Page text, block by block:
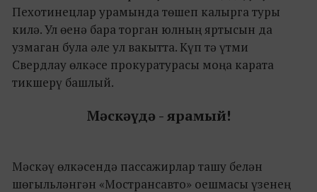
Пехотинецлар урамында төшеп калырга туры
килә. Ул өенә бара торган юлның яртысын да
узмаган була әле ул вакытта. Күп тә үтми
Свердлау өлкәсе прокуратурасы моңа карата
тикшерү башлый.
Мәскәүдә - ярамый!
Мәскәү өлкәсендә пассажирлар ташу белән
шөгыльләнгән «Мострансавто» оешмасы үзенең